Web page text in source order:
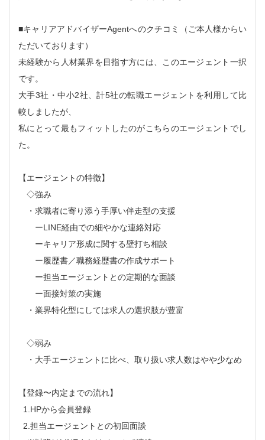
■キャリアアドバイザーAgentへのクチコミ（ご本人様からい
ただいております）
未経験から人材業界を目指す方には、このエージェント一択
です。
大手3社・中小2社、計5社の転職エージェントを利用して比
較しましたが、
私にとって最もフィットしたのがこちらのエージェントでし
た。
【エージェントの特徴】
◇強み
・求職者に寄り添う手厚い伴走型の支援
ーLINE経由での細やかな連絡対応
ーキャリア形成に関する壁打ち相談
ー履歴書／職務経歴書の作成サポート
ー担当エージェントとの定期的な面談
ー面接対策の実施
・業界特化型にしては求人の選択肢が豊富
◇弱み
・大手エージェントに比べ、取り扱い求人数はやや少なめ
【登録〜内定までの流れ】
1.HPから会員登録
2.担当エージェントとの初回面談